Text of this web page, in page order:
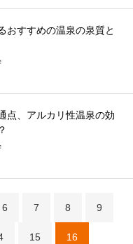
おすすめの温泉の泉質と
点、アルカリ性温泉の効
6 7 8 9
15 16